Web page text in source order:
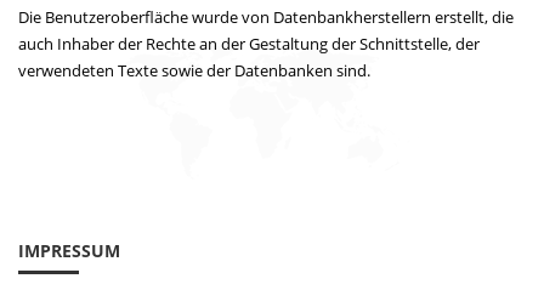
Die Benutzeroberfläche wurde von Datenbankherstellern erstellt, die
auch Inhaber der Rechte an der Gestaltung der Schnittstelle, der
verwendeten Texte sowie der Datenbanken sind.
IMPRESSUM